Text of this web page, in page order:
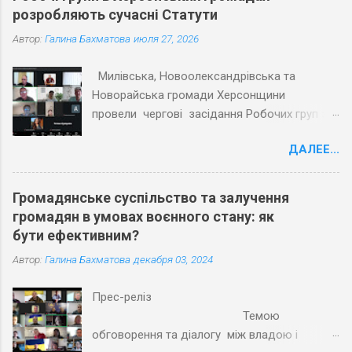
розробляють сучасні Статути
Автор: Галина Бахматова июля 27, 2026
Милівська, Новоолександрівська та
Новорайська громади Херсонщини
провели чергові засідання Робочих груп з
політичних і соціальних досліджень
(ПЦПСД) та з активістами громад, які
Статутів. Під час планових засідань
Робочих груп відповідно до графіку
громадам Херсонської області в розробці
напрацьовані тексти першої половини
змістовної частини Статутів трьох громад.
Активісти обраних громад разом з
ДАЛЕЕ...
Громадянське суспільство та залучення
громадян в умовах воєнного стану: як
бути ефективним?
Автор: Галина Бахматова декабря 03, 2024
Прес-реліз
Темою
обговорення та діалогу між владою і